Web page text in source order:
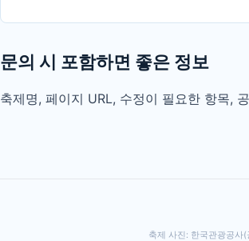
문의 시 포함하면 좋은 정보
축제명, 페이지 URL, 수정이 필요한 항목,
축제 사진: 한국관광공사(